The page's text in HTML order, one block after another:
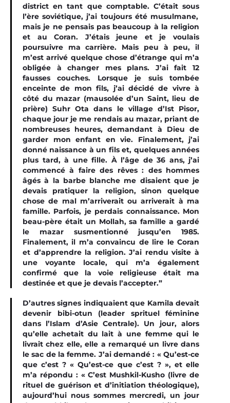
district en tant que comptable. C’était sous
l’ère soviétique, j’ai toujours été musulmane,
mais je ne pensais pas beaucoup à la religion
et au Coran. J’étais jeune et je voulais
poursuivre ma carrière. Mais peu à peu, il
m’est arrivé quelque chose d’étrange qui m’a
obligée à changer mes plans. J’ai fait 12
fausses couches. Lorsque je suis tombée
enceinte de mon fils, j’ai décidé de vivre à
côté du mazar (mausolée d’un Saint, lieu de
prière)Suhr Ota dans le village d’Ist Pisor,
chaque jour je me rendais au mazar, priant de
nombreuses heures, demandant à Dieu de
garder mon enfant en vie. Finalement, j’ai
donné naissance à un fils et, quelques années
plus tard, à une fille. À l’âge de 36 ans, j’ai
commencé à faire des rêves : des hommes
âgés à la barbe blanche me disaient que je
devais pratiquer la religion, sinon quelque
chose de mal m’arriverait ou arriverait à ma
famille. Parfois, je perdais connaissance. Mon
beau-père était un Mollah, sa famille a gardé
le mazar susmentionné jusqu’en 1985.
Finalement, il m’a convaincu de lire le Coran
et d’apprendre la religion. J’ai rendu visite à
une voyante locale, qui m’a également
confirmé que la voie religieuse était ma
destinée et que je devais l’accepter.”
D’autres signes indiquaient que Kamila devait
devenir bibi-otun (leader sprituel féminine
dans l’Islam d’Asie Centrale). Un jour, alors
qu’elle achetait du lait à une femme qui le
livrait chez elle, elle a remarqué un livre dans
le sac de la femme. J’ai demandé : « Qu’est-ce
que c’est ? « Qu’est-ce que c’est ? », et elle
m’a répondu : « C’est Mushkil-Kusho (livre de
rituel de guérison et d’initiation théologique),
aujourd’hui nous sommes mercredi, un jour